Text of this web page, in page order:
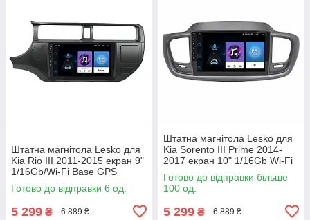
Штатна магнітола Lesko для
Kia Rio III 2011-2015 екран 9"
1/16Gb/Wi-Fi Base GPS
Android кіа
Готово до відправки 6 од.
5 299 ₴ 6 889 ₴
Штатна магнітола Lesko для
Kia Sorento III Prime 2014-
2017 екран 10" 1/16Gb Wi-Fi
Base GPS Android Кіа
Готово до відправки більше
100 од.
5 299 ₴ 6 889 ₴